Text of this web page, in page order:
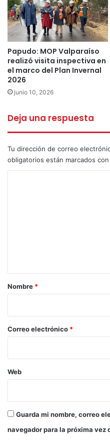
Papudo: MOP Valparaíso
realizó visita inspectiva en
el marco del Plan Invernal
2026
junio 10, 2026
Deja una respuesta
Tu dirección de correo
obligatorios están marcados con
r
*
Nombre *
Correo electrónico *
Web
Guarda mi nombre, correo
navegador para la próxima vez